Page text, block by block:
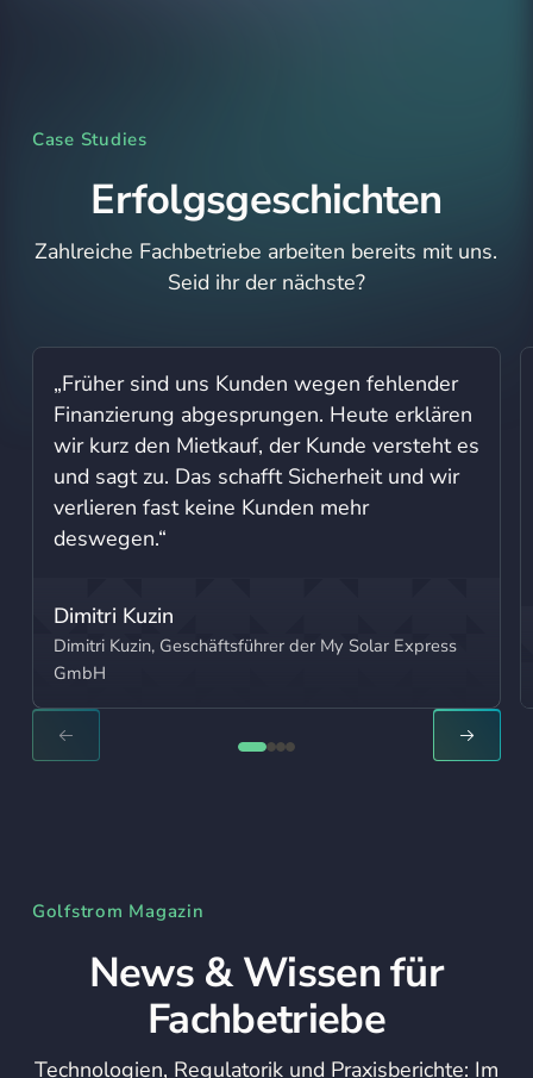
Case Studies
Erfolgs­geschichten
Zahlreiche Fachbetriebe arbeiten bereits mit uns.
Seid ihr der nächste?
„Früher sind uns Kunden wegen fehlender
Finanzierung abgesprungen. Heute erklären
wir kurz den Mietkauf, der Kunde versteht es
und sagt zu. Das schafft Sicherheit und wir
verlieren fast keine Kunden mehr
deswegen.“
Dimitri Kuzin
Dimitri Kuzin, Geschäftsführer der My Solar Express
GmbH
NEXT SLIDE NEXT
Golfstrom Magazin
News & Wissen für
Fachbetriebe
Technologien, Regulatorik und Praxisberichte: Im